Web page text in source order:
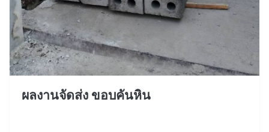
ผลงานจัดส่ง ขอบคันหิน